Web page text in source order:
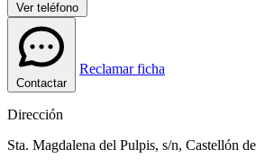
Ver teléfono
Contactar
Reclamar ficha
Dirección
Sta. Magdalena del Pulpis, s/n, Castellón